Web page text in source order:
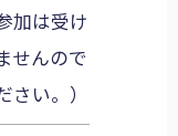
加は受け
せんので
さい。）